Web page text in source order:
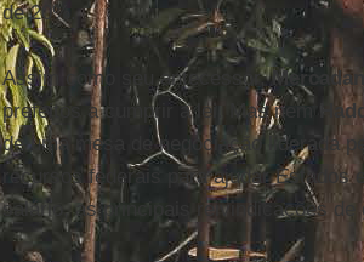
de 20%.
Assim como seu antecessor,
prefeitos a cumprir a lei. Mas nem
de uma mesa de negociação liderada
recursos federais para ajudar
salário, as principais reivindicações de